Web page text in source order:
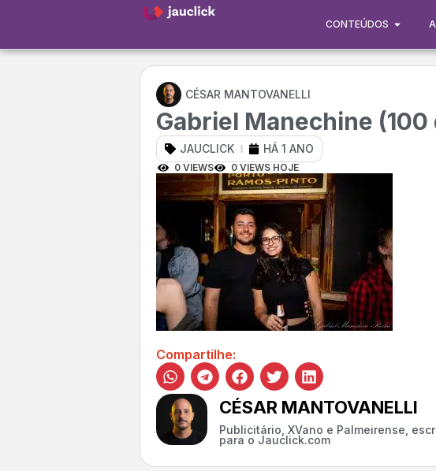
CONTEÚDOS
CÉSAR MANTOVANELLI
Gabriel Manechine (100
JAUCLICK HÁ 1 ANO
0 VIEWS 0 VIEWS HOJE
Compartilhe:
CÉSAR MANTOVANELLI
Publicitário, XVano e Palmeirense,
para o Jauclick.com